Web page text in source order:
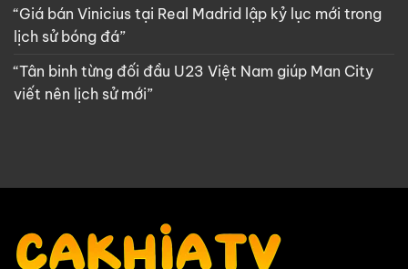
“Giá bán Vinicius tại Real Madrid lập kỷ lục mới trong
lịch sử bóng đá”
“Tân binh từng đối đầu U23 Việt Nam giúp Man City
viết nên lịch sử mới”